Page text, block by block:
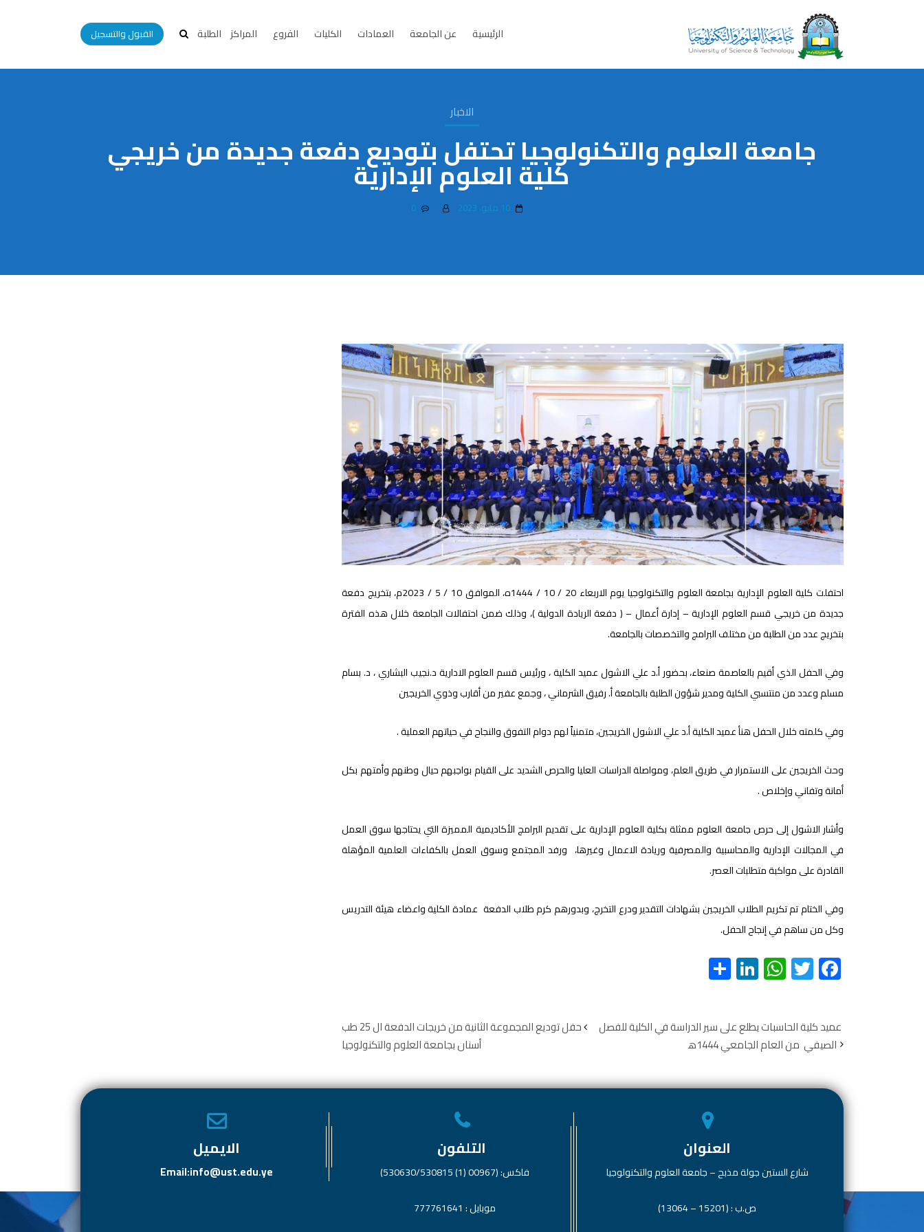
الرئيسية عن الجامعة العمادات الكليات الفروع المراكز الطلبة القبول والتسجيل
الاخبار
جامعة العلوم والتكنولوجيا تحتفل بتوديع دفعة جديدة من خريجي
كلية العلوم الإدارية
10 مايو، 2023 0
احتفلت كلية العلوم الإدارية بجامعة العلوم والتكنولوجيا يوم الاربعاء 20 / 10 / 1444ه، الموافق 10 / 5 / 2023م، بتخريج دفعة
جديدة من خريجي قسم العلوم الإدارية – إدارة أعمال – ( دفعة الريادة الدولية )، وذلك ضمن احتفالات الجامعة خلال هذه الفترة
بتخريج عدد من الطلبة من مختلف البرامج والتخصصات بالجامعة.
وفي الحفل الذي أقيم بالعاصمة صنعاء، بحضور أ.د علي الاشول عميد الكلية ، ورئيس قسم العلوم الادارية د.نجيب البشاري ، د. بسام
مسلم وعدد من منتسبي الكلية ومدير شؤون الطلبة بالجامعة أ. رفيق الشرماني ، وجمع عفير من أقارب وذوي الخريجين
وفي كلمته خلال الحفل هنأ عميد الكلية أ.د علي الاشول الخريجين، متمنياً لهم دوام التفوق والنجاح في حياتهم العملية .
وحث الخريجين على الاستمرار في طريق العلم، ومواصلة الدراسات العليا والحرص الشديد على القيام بواجبهم حيال وطنهم وأمتهم بكل
أمانة وتفاني وإخلاص .
وأشار الاشول إلى حرص جامعة العلوم ممثلة بكلية العلوم الإدارية على تقديم البرامج الأكاديمية المميزة التي يحتاجها سوق العمل
في المجالات الإدارية والمحاسبية والمصرفية وريادة الاعمال وغيرها، ورفد المجتمع وسوق العمل بالكفاءات العلمية المؤهلة
القادرة على مواكبة متطلبات العصر.
وفي الختام تم تكريم الطلاب الخريجين بشهادات التقدير ودرع التخرج، وبدورهم كرم طلاب الدفعة عمادة الكلية واعضاء هيئة التدريس
وكل من ساهم في إنجاح الحفل.
F
ac
e
b
o
ok
T
wi
tt
er
W
h
at
s
A
p
p
Li
nk
e
dI
n
ar
e
حفل توديع المجموعة الثانية من خريجات الدفعة ال 25 طب
أسنان بجامعة العلوم والتكنولوجيا
عميد كلية الحاسبات يطلع على سير الدراسة في الكلية للفصل
الصيفي من العام الجامعي 1444ه‍
العنوان
شارع الستين جولة مذبح – جامعة العلوم والتكنولوجيا
ص.ب : (15201 – 13064)
التلفون
فاكس: (00967 (1) 530630/530815)
موبايل : 777761641
الايميل
Email:info@ust.edu.ye